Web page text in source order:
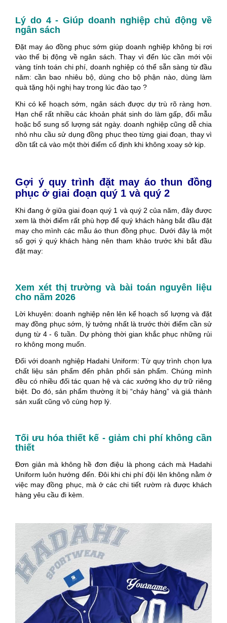
Lý do 4 - Giúp doanh nghiệp chủ động về
ngân sách
Đặt may áo đồng phục sớm giúp doanh nghiệp không bị rơi
vào thế bị động về ngân sách. Thay vì đến lúc cần mới vội
vàng tính toán chi phí, doanh nghiệp có thể sẵn sàng từ đầu
năm: cần bao nhiêu bộ, dùng cho bộ phận nào, dùng làm
quà tặng hội nghị hay trong lúc đào tạo ?
Khi có kế hoạch sớm, ngân sách được dự trù rõ ràng hơn.
Hạn chế rất nhiều các khoản phát sinh do làm gấp, đổi mẫu
hoặc bổ sung số lượng sát ngày. doanh nghiệp cũng dễ chia
nhỏ nhu cầu sử dụng đồng phục theo từng giai đoạn, thay vì
dồn tất cả vào một thời điểm cố định khi không xoay sở kịp.
Gợi ý quy trình đặt may áo thun đồng
phục ở giai đoạn quý 1 và quý 2
Khi đang ở giữa giai đoạn quý 1 và quý 2 của năm, đây được
xem là thời điểm rất phù hợp để quý khách hàng bắt đầu đặt
may cho mình các mẫu áo thun đồng phục. Dưới đây là một
số gợi ý quý khách hàng nên tham khảo trước khi bắt đầu
đặt may:
Xem xét thị trường và bài toán nguyên liệu
cho năm 2026
Lời khuyên: doanh nghiệp nên lên kế hoạch số lượng và đặt
may đồng phục sớm, lý tưởng nhất là trước thời điểm cần sử
dụng từ 4 - 6 tuần. Dự phòng thời gian khắc phục những rủi
ro không mong muốn.
Đối với doanh nghiệp Hadahi Uniform: Từ quy trình chọn lựa
chất liệu sản phẩm đến phân phối sản phẩm. Chúng mình
đều có nhiều đối tác quan hệ và các xưởng kho dự trữ riêng
biệt. Do đó, sản phẩm thường ít bị “cháy hàng” và giá thành
sản xuất cũng vô cùng hợp lý.
Tối ưu hóa thiết kế - giảm chi phí không cần
thiết
Đơn giản mà không hề đơn điệu là phong cách mà Hadahi
Uniform luôn hướng đến. Đôi khi chi phí đội lên không nằm ở
việc may đồng phục, mà ở các chi tiết rườm rà được khách
hàng yêu cầu đi kèm.